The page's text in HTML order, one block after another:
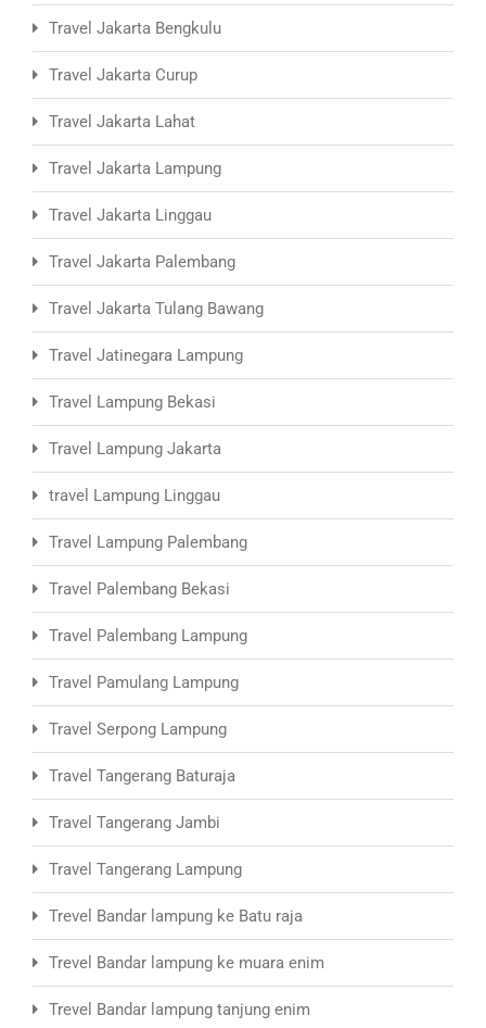
Travel Jakarta Bengkulu
Travel Jakarta Curup
Travel Jakarta Lahat
Travel Jakarta Lampung
Travel Jakarta Linggau
Travel Jakarta Palembang
Travel Jakarta Tulang Bawang
Travel Jatinegara Lampung
Travel Lampung Bekasi
Travel Lampung Jakarta
travel Lampung Linggau
Travel Lampung Palembang
Travel Palembang Bekasi
Travel Palembang Lampung
Travel Pamulang Lampung
Travel Serpong Lampung
Travel Tangerang Baturaja
Travel Tangerang Jambi
Travel Tangerang Lampung
Trevel Bandar lampung ke Batu raja
Trevel Bandar lampung ke muara enim
Trevel Bandar lampung tanjung enim